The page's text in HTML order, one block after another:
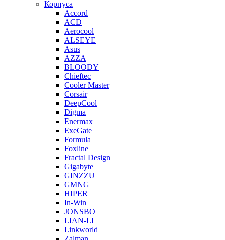
Корпуса
Accord
ACD
Aerocool
ALSEYE
Asus
AZZA
BLOODY
Chieftec
Cooler Master
Corsair
DeepCool
Digma
Enermax
ExeGate
Formula
Foxline
Fractal Design
Gigabyte
GINZZU
GMNG
HIPER
In-Win
JONSBO
LIAN-LI
Linkworld